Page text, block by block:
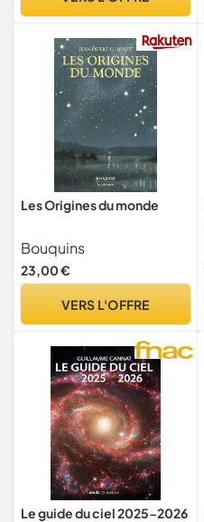
Les Origines du monde
Bouquins
23,00 €
VERS L'OFFRE
Le guide du ciel 2025-2026